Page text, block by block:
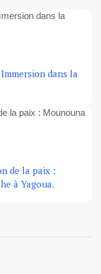
dans la
de la paix :
à Yagoua.